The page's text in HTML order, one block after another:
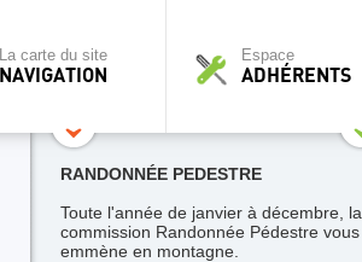
La carte du site
NAVIGATION
Espace
ADHÉRENTS
RANDONNÉE PEDESTRE
Toute l'année de janvier à décembre, la
commission Randonnée Pédestre vous
emmène en montagne.